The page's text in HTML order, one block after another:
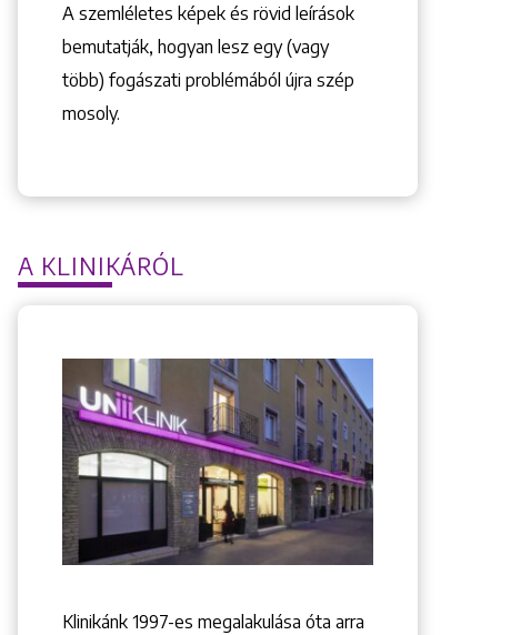
A szemléletes képek és rövid leírások
bemutatják, hogyan lesz egy (vagy
több) fogászati problémából újra szép
mosoly.
A KLINIKÁRÓL
Klinikánk 1997-­es megalakulása óta arra